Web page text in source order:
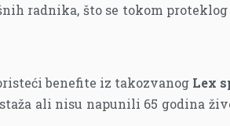
radnika, što se tokom
benefite iz takozvanog Lex
ali nisu napunili 65 godina